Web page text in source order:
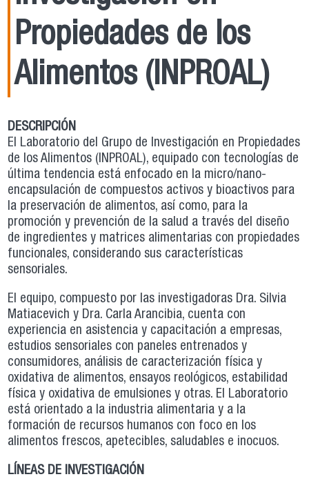
Propiedades de los
Alimentos (INPROAL)
DESCRIPCIÓN
El Laboratorio del Grupo de Investigación en Propiedades
de los Alimentos (INPROAL), equipado con tecnologías de
última tendencia está enfocado en la micro/nano-
encapsulación de compuestos activos y bioactivos para
la preservación de alimentos, así como, para la
promoción y prevención de la salud a través del diseño
de ingredientes y matrices alimentarias con propiedades
funcionales, considerando sus características
sensoriales.
El equipo, compuesto por las investigadoras Dra. Silvia
Matiacevich y Dra. Carla Arancibia, cuenta con
experiencia en asistencia y capacitación a empresas,
estudios sensoriales con paneles entrenados y
consumidores, análisis de caracterización física y
oxidativa de alimentos, ensayos reológicos, estabilidad
física y oxidativa de emulsiones y otras. El Laboratorio
está orientado a la industria alimentaria y a la
formación de recursos humanos con foco en los
alimentos frescos, apetecibles, saludables e inocuos.
LÍNEAS DE INVESTIGACIÓN